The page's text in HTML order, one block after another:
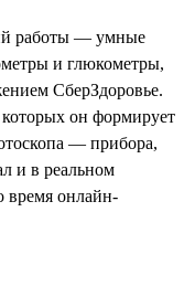
работы — умные
и глюкометры,
СберЗдоровье.
он формирует
— прибора,
и в реальном
время онлайн-